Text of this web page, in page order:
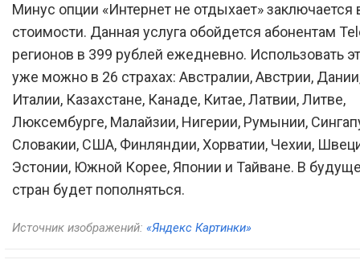
Минус опции «Интернет не отдыхает» заключается
стоимости. Данная услуга обойдется абонентам
регионов в 399 рублей ежедневно. Использовать
уже можно в 26 страхах: Австралии, Австрии,
Италии, Казахстане, Канаде, Китае, Латвии, Литве,
Люксембурге, Малайзии, Нигерии, Румынии,
Словакии, США, Финляндии, Хорватии, Чехии,
Эстонии, Южной Корее, Японии и Тайване. В
стран будет пополняться.
Источник изображений: «Яндекс Картинки»